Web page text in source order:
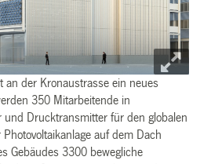
an der Kronaustrasse ein neues
350 Mitarbeitende in
und Drucktransmitter für den globalen
auf dem Dach
Gebäudes 3300 bewegliche